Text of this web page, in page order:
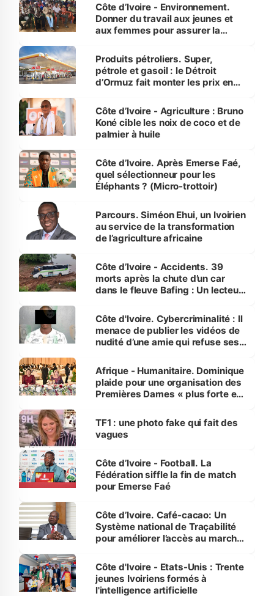
Côte d’Ivoire - Environnement.
Donner du travail aux jeunes et
aux femmes pour assurer la
menacées
Produits pétroliers. Super,
pétrole et gasoil : le Détroit
d’Ormuz fait monter les prix en
Côte d’Ivoire - Agriculture : Bruno
Koné cible les noix de coco et de
palmier à huile
Côte d’Ivoire. Après Emerse Faé,
quel sélectionneur pour les
Éléphants ? (Micro-trottoir)
Parcours. Siméon Ehui, un Ivoirien
au service de la transformation
de l’agriculture africaine
Côte d’Ivoire - Accidents. 39
morts après la chute d’un car
dans le fleuve Bafing : Un lecteur
des Transports
Côte d'Ivoire. Cybercriminalité : Il
menace de publier les vidéos de
nudité d’une amie qui refuse ses
Afrique - Humanitaire. Dominique
plaide pour une organisation des
Premières Dames « plus forte et
sur la scène internationale »
TF1 : une photo fake qui fait des
vagues
Côte d’Ivoire - Football. La
Fédération siffle la fin de match
pour Emerse Faé
Côte d’Ivoire. Café-cacao: Un
Système national de Traçabilité
pour améliorer l’accès au marché
Côte d'Ivoire - Etats-Unis : Trente
jeunes Ivoiriens formés à
l'intelligence artificielle